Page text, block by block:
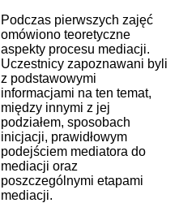
Podczas pierwszych zajęć
omówiono teoretyczne
aspekty procesu mediacji.
Uczestnicy zapoznawani byli
z podstawowymi
informacjami na ten temat,
między innymi z jej
podziałem, sposobach
inicjacji, prawidłowym
podejściem mediatora do
mediacji oraz
poszczególnymi etapami
mediacji.